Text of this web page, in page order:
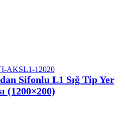
AKSL1-12020
Sifonlu L1 Sığ Tip Yer
(1200×200)